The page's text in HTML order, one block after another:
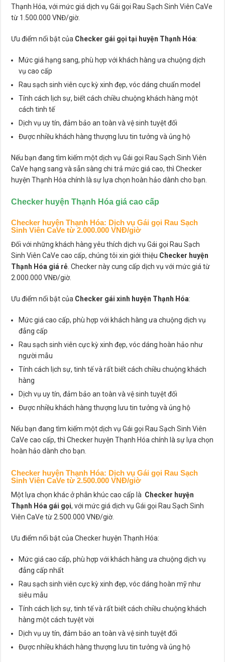
Thạnh Hóa, với mức giá dịch vụ Gái gọi Rau Sạch Sinh Viên CaVe
từ 1.500.000 VNĐ/giờ.
Ưu điểm nổi bật của Checker gái gọi tại huyện Thạnh Hóa:
Mức giá hạng sang, phù hợp với khách hàng ưa chuộng dịch
vụ cao cấp
Rau sạch sinh viên cực kỳ xinh đẹp, vóc dáng chuẩn model
Tính cách lịch sự, biết cách chiều chuộng khách hàng một
cách tinh tế
Dịch vụ uy tín, đảm bảo an toàn và vệ sinh tuyệt đối
Được nhiều khách hàng thượng lưu tin tưởng và ủng hộ
Nếu bạn đang tìm kiếm một dịch vụ Gái gọi Rau Sạch Sinh Viên
CaVe hạng sang và sẵn sàng chi trả mức giá cao, thì Checker
huyện Thạnh Hóa chính là sự lựa chọn hoàn hảo dành cho bạn.
Checker huyện Thạnh Hóa giá cao cấp
Checker huyện Thạnh Hóa: Dịch vụ Gái gọi Rau Sạch
Sinh Viên CaVe từ 2.000.000 VNĐ/giờ
Đối với những khách hàng yêu thích dịch vụ Gái gọi Rau Sạch
Sinh Viên CaVe cao cấp, chúng tôi xin giới thiệu Checker huyện
Thạnh Hóa giá rẻ . Checker này cung cấp dịch vụ với mức giá từ
2.000.000 VNĐ/giờ.
Ưu điểm nổi bật của Checker gái xinh huyện Thạnh Hóa:
Mức giá cao cấp, phù hợp với khách hàng ưa chuộng dịch vụ
đẳng cấp
Rau sạch sinh viên cực kỳ xinh đẹp, vóc dáng hoàn hảo như
người mẫu
Tính cách lịch sự, tinh tế và rất biết cách chiều chuộng khách
hàng
Dịch vụ uy tín, đảm bảo an toàn và vệ sinh tuyệt đối
Được nhiều khách hàng thượng lưu tin tưởng và ủng hộ
Nếu bạn đang tìm kiếm một dịch vụ Gái gọi Rau Sạch Sinh Viên
CaVe cao cấp, thì Checker huyện Thạnh Hóa chính là sự lựa chọn
hoàn hảo dành cho bạn.
Checker huyện Thạnh Hóa: Dịch vụ Gái gọi Rau Sạch
Sinh Viên CaVe từ 2.500.000 VNĐ/giờ
Một lựa chọn khác ở phân khúc cao cấp là Checker huyện
Thạnh Hóa gái gọi, với mức giá dịch vụ Gái gọi Rau Sạch Sinh
Viên CaVe từ 2.500.000 VNĐ/giờ.
Ưu điểm nổi bật của Checker huyện Thạnh Hóa:
Mức giá cao cấp, phù hợp với khách hàng ưa chuộng dịch vụ
đẳng cấp nhất
Rau sạch sinh viên cực kỳ xinh đẹp, vóc dáng hoàn mỹ như
siêu mẫu
Tính cách lịch sự, tinh tế và rất biết cách chiều chuộng khách
hàng một cách tuyệt vời
Dịch vụ uy tín, đảm bảo an toàn và vệ sinh tuyệt đối
Được nhiều khách hàng thượng lưu tin tưởng và ủng hộ